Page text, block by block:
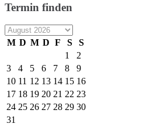
Termin finden
M D M D F S
S
1
2
3
4 5 6 7 8
9
10 11 12 13 14 15 16
17 18 19 20 21 22 23
24 25 26 27 28 29 30
31